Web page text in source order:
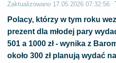
Zaktualizowano 17.05.2026 07:32:56
Polacy, którzy w tym roku
prezent dla młodej pary
501 a 1000 zł - wynika z
około 300 zł planują wydać